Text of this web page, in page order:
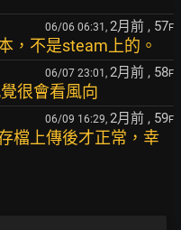
06/06 06:31, 2月前 , 57F
，不是steam上的。
06/07 23:01, 2月前 , 58F
很會看風向
06/09 16:29, 2月前 , 59F
檔上傳後才正常，幸